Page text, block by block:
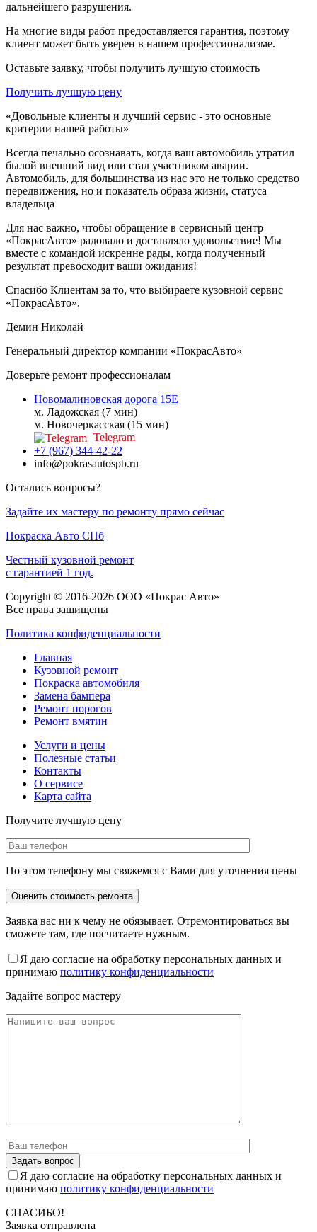
дальнейшего разрушения.
На многие виды работ предоставляется гарантия, поэтому
клиент может быть уверен в нашем профессионализме.
Оставьте заявку, чтобы получить лучшую стоимость
Получить лучшую цену
«Довольные клиенты и лучший сервис - это основные
критерии нашей работы»
Всегда печально осознавать, когда ваш автомобиль утратил
былой внешний вид или стал участником аварии.
Автомобиль, для большинства из нас это не только средство
передвижения, но и показатель образа жизни, статуса
владельца
Для нас важно, чтобы обращение в сервисный центр
«ПокрасАвто» радовало и доставляло удовольствие! Мы
вместе с командой искренне рады, когда полученный
результат превосходит ваши ожидания!
Спасибо Клиентам за то, что выбираете кузовной сервис
«ПокрасАвто».
Демин Николай
Генеральный директор компании «ПокрасАвто»
Доверьте ремонт профессионалам
Новомалиновская дорога 15Е
м. Ладожская (7 мин)
м. Новочеркасская (15 мин)
Telegram
+7 (967) 344-42-22
info@pokrasautospb.ru
Остались вопросы?
Задайте их мастеру по ремонту прямо сейчас
Покраска Авто СПб
Честный кузовной ремонт
с гарантией 1 год.
Copyright © 2016-2026 ООО «Покрас Авто»
Все права защищены
Политика конфиденциальности
Главная
Кузовной ремонт
Покраска автомобиля
Замена бампера
Ремонт порогов
Ремонт вмятин
Услуги и цены
Полезные статьи
Контакты
О сервисе
Карта сайта
Получите лучшую цену
По этом телефону мы свяжемся с Вами для уточнения цены
Заявка вас ни к чему не обязывает. Отремонтироваться вы
сможете там, где посчитаете нужным.
Я даю согласие на обработку персональных данных и
принимаю политику конфиденциальности
Задайте вопрос мастеру
Я даю согласие на обработку персональных данных и
принимаю политику конфиденциальности
СПАСИБО!
Заявка отправлена